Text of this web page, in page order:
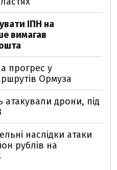
ІПН на
вимагав
прогрес у
Ормуза
атакували дрони, під
наслідки атаки
рублів на